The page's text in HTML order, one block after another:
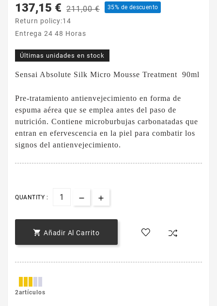
137,15 € 211,00 € 35% de descuento
Return policy:14
Entrega 24 48 Horas
Últimas unidades en stock
Sensai Absolute Silk Micro Mousse Treatment 90ml
Pre‑tratamiento antienvejecimiento en forma de
espuma aérea que se emplea antes del paso de
nutrición. Contiene microburbujas carbonatadas que
entran en efervescencia en la piel para combatir los
signos del antienvejecimiento.
QUANTITY :
 Añadir Al Carrito
2artículos